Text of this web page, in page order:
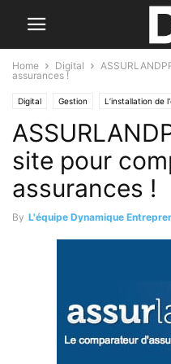
Home Digital
assurances !
Digital Gestion L’installation de
site pour
assurances !
By L'équipe Dynamique